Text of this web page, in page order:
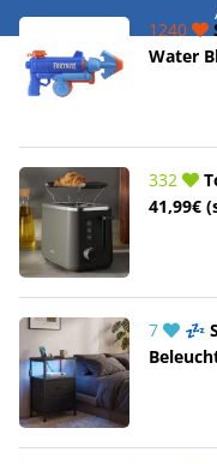
1240
Water
332
41,99€
7
💤